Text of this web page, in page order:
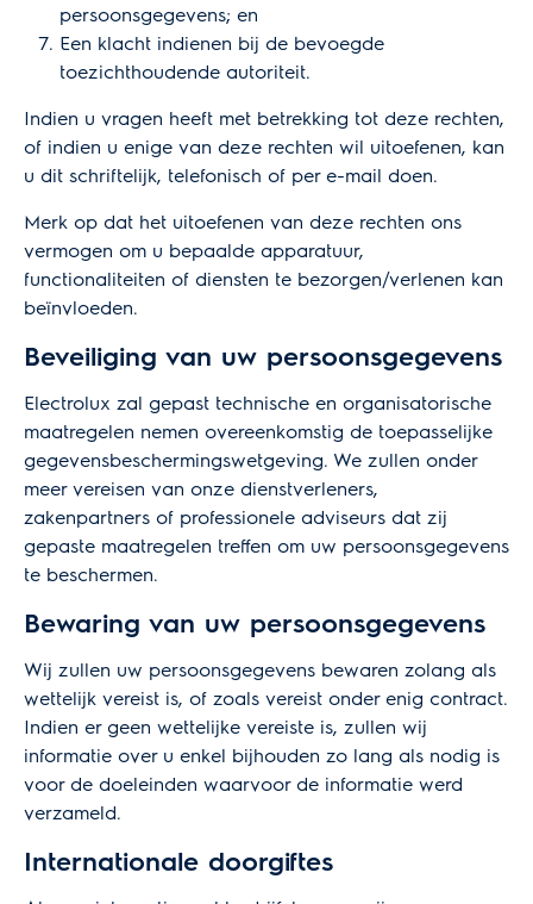
persoonsgegevens; en
Een klacht indienen bij de bevoegde
toezichthoudende autoriteit.
Indien u vragen heeft met betrekking tot deze rechten,
of indien u enige van deze rechten wil uitoefenen, kan
u dit schriftelijk, telefonisch of per e-mail doen.
Merk op dat het uitoefenen van deze rechten ons
vermogen om u bepaalde apparatuur,
functionaliteiten of diensten te bezorgen/verlenen kan
beïnvloeden.
Beveiliging van uw persoonsgegevens
Electrolux zal gepast technische en organisatorische
maatregelen nemen overeenkomstig de toepasselijke
gegevensbeschermingswetgeving. We zullen onder
meer vereisen van onze dienstverleners,
zakenpartners of professionele adviseurs dat zij
gepaste maatregelen treffen om uw persoonsgegevens
te beschermen.
Bewaring van uw persoonsgegevens
Wij zullen uw persoonsgegevens bewaren zolang als
wettelijk vereist is, of zoals vereist onder enig contract.
Indien er geen wettelijke vereiste is, zullen wij
informatie over u enkel bijhouden zo lang als nodig is
voor de doeleinden waarvoor de informatie werd
verzameld.
Internationale doorgiftes